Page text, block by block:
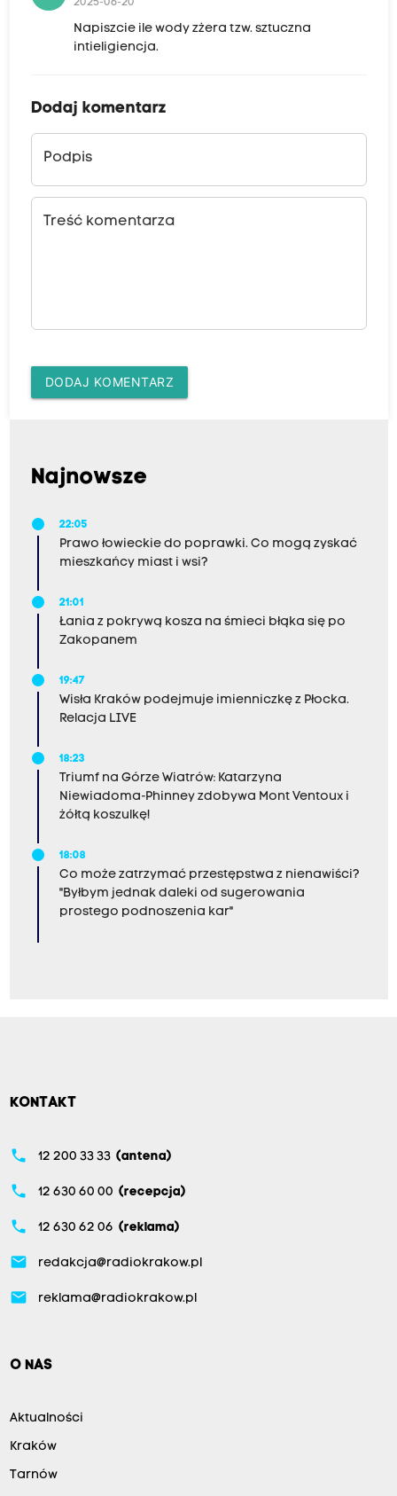
2025-06-20
Napiszcie ile wody zżera tzw. sztuczna
intieligiencja.
Dodaj komentarz
Podpis
Treść komentarza
DODAJ KOMENTARZ
Najnowsze
22:05
Prawo łowieckie do poprawki. Co mogą zyskać
mieszkańcy miast i wsi?
21:01
Łania z pokrywą kosza na śmieci błąka się po
Zakopanem
19:47
Wisła Kraków podejmuje imienniczkę z Płocka.
Relacja LIVE
18:23
Triumf na Górze Wiatrów: Katarzyna
Niewiadoma-Phinney zdobywa Mont Ventoux i
żółtą koszulkę!
18:08
Co może zatrzymać przestępstwa z nienawiści?
"Byłbym jednak daleki od sugerowania
prostego podnoszenia kar"
KONTAKT
phone 12 200 33 33 (antena)
phone 12 630 60 00 (recepcja)
phone 12 630 62 06 (reklama)
email redakcja@radiokrakow.pl
email reklama@radiokrakow.pl
O NAS
Aktualności
Kraków
Tarnów